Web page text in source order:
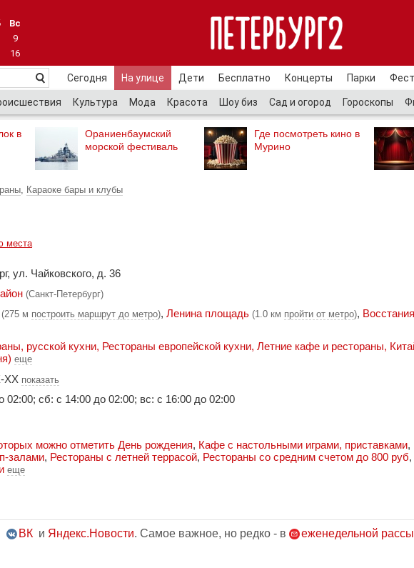
Вс
9
16
Сегодня На улице Дети Бесплатно Концерты Парки
Культура Мода Красота Шоу биз Сад и огород Гороскопы
в
Ораниенбаумский
морской фестиваль
Где посмотреть кино в
Мурино
, Караоке бары и клубы
места
ул. Чайковского, д. 36
(Санкт-Петербург)
(275 м построить маршрут до метро), Ленина площадь (1.0 км пройти от метро),
русской кухни, Рестораны европейской кухни, Летние кафе и рестораны,
еще
XX показать
02:00; сб: с 14:00 до 02:00; вс: с 16:00 до 02:00
можно отметить День рождения, Кафе с настольными играми, приставками,
залами, Рестораны с летней террасой, Рестораны со средним счетом до 800 руб,
еще
ВК и Яндекс.Новости. Самое важное, но редко - в еженедельной